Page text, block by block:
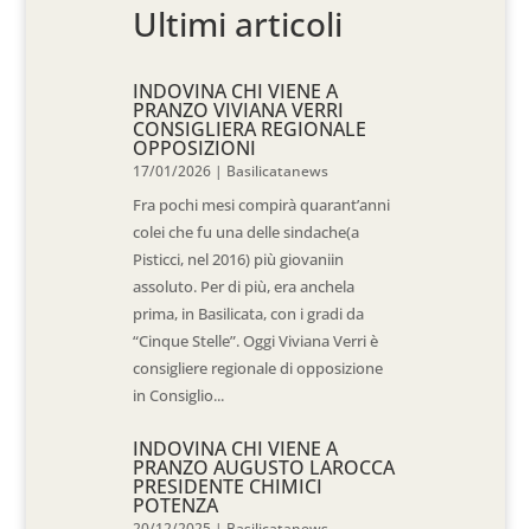
Ultimi articoli
INDOVINA CHI VIENE A
PRANZO VIVIANA VERRI
CONSIGLIERA REGIONALE
OPPOSIZIONI
17/01/2026 | Basilicatanews
Fra pochi mesi compirà quarant’anni
colei che fu una delle sindache(a
Pisticci, nel 2016) più giovaniin
assoluto. Per di più, era anchela
prima, in Basilicata, con i gradi da
“Cinque Stelle”. Oggi Viviana Verri è
consigliere regionale di opposizione
in Consiglio...
INDOVINA CHI VIENE A
PRANZO AUGUSTO LAROCCA
PRESIDENTE CHIMICI
POTENZA